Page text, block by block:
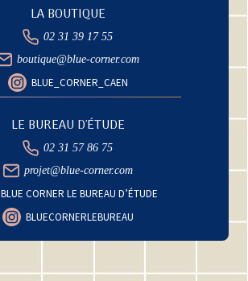
LA BOUTIQUE
02 31 39 17 55
boutique@blue-corner.com
BLUE_CORNER_CAEN
LE BUREAU D'ÉTUDE
02 31 57 86 75
projet@blue-corner.com
BLUE CORNER LE BUREAU D’ÉTUDE
BLUECORNERLEBUREAU